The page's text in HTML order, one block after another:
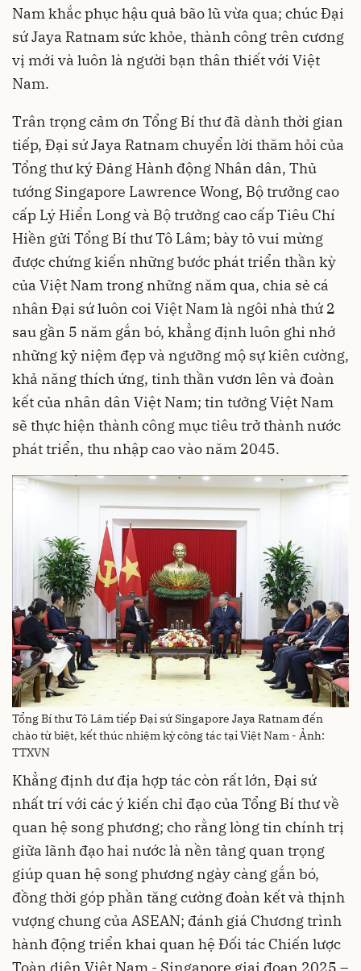
Nam khắc phục hậu quả bão lũ vừa qua; chúc Đại
sứ Jaya Ratnam sức khỏe, thành công trên cương
vị mới và luôn là người bạn thân thiết với Việt
Nam.
Trân trọng cảm ơn Tổng Bí thư đã dành thời gian
tiếp, Đại sứ Jaya Ratnam chuyển lời thăm hỏi của
Tổng thư ký Đảng Hành động Nhân dân, Thủ
tướng Singapore Lawrence Wong, Bộ trưởng cao
cấp Lý Hiển Long và Bộ trưởng cao cấp Tiêu Chí
Hiền gửi Tổng Bí thư Tô Lâm; bày tỏ vui mừng
được chứng kiến những bước phát triển thần kỳ
của Việt Nam trong những năm qua, chia sẻ cá
nhân Đại sứ luôn coi Việt Nam là ngôi nhà thứ 2
sau gần 5 năm gắn bó, khẳng định luôn ghi nhớ
những kỷ niệm đẹp và ngưỡng mộ sự kiên cường,
khả năng thích ứng, tinh thần vươn lên và đoàn
kết của nhân dân Việt Nam; tin tưởng Việt Nam
sẽ thực hiện thành công mục tiêu trở thành nước
phát triển, thu nhập cao vào năm 2045.
Tổng Bí thư Tô Lâm tiếp Đại sứ Singapore Jaya Ratnam đến
chào từ biệt, kết thúc nhiệm kỳ công tác tại Việt Nam - Ảnh:
TTXVN
Khẳng định dư địa hợp tác còn rất lớn, Đại sứ
nhất trí với các ý kiến chỉ đạo của Tổng Bí thư về
quan hệ song phương; cho rằng lòng tin chính trị
giữa lãnh đạo hai nước là nền tảng quan trọng
giúp quan hệ song phương ngày càng gắn bó,
đồng thời góp phần tăng cường đoàn kết và thịnh
vượng chung của ASEAN; đánh giá Chương trình
hành động triển khai quan hệ Đối tác Chiến lược
Toàn diện Việt Nam - Singapore giai đoạn 2025 –